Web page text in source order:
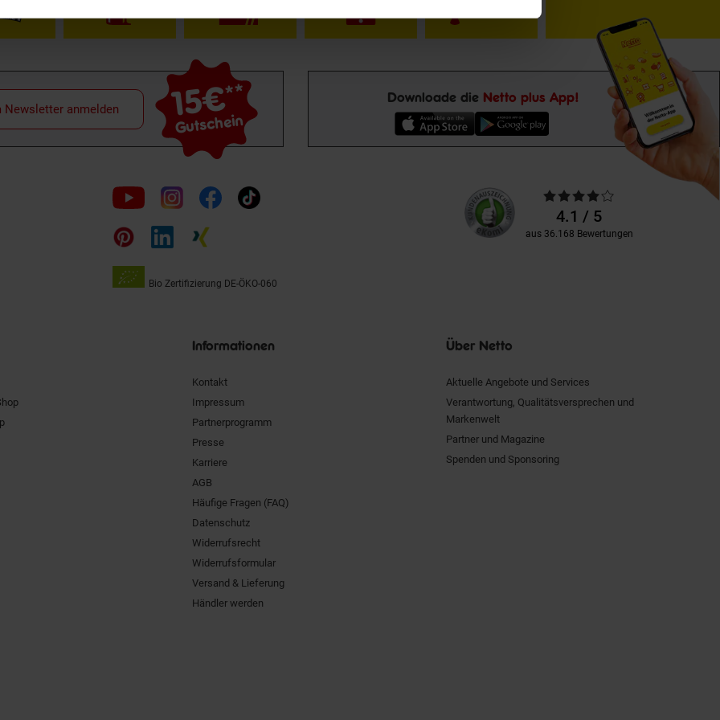
15€**
Gutschein
Newsletter anmelden
Downloade die Netto plus App!
Folge
uns
auf
Bio Zertifizierung DE-ÖKO-060
Unsere
Kundenbewertungen
Durchschnittliche
Bewertungen4.1 / 5
aus 36.168 Bewertungen
Informationen
Kontakt
Impressum
Partnerprogramm
Presse
Karriere
AGB
Häufige Fragen (FAQ)
Datenschutz
Widerrufsrecht
Widerrufsformular
Versand & Lieferung
Händler werden
Über Netto
Aktuelle Angebote und Services
Verantwortung, Qualitätsversprechen und
Markenwelt
Partner und Magazine
Spenden und Sponsoring